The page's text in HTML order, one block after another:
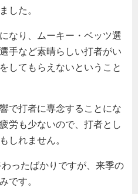
した。
なり、ムーキー・ベッツ選
手など素晴らしい打者がい
してもらえないということ
で打者に専念することにな
労も少ないので、打者とし
しれません。
ったばかりですが、来季の
です。